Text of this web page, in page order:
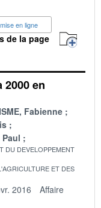
en ligne
de la page
en
Fabienne
Paul
DU DEVELOPPEMENT
ET DES
2016
Affaire